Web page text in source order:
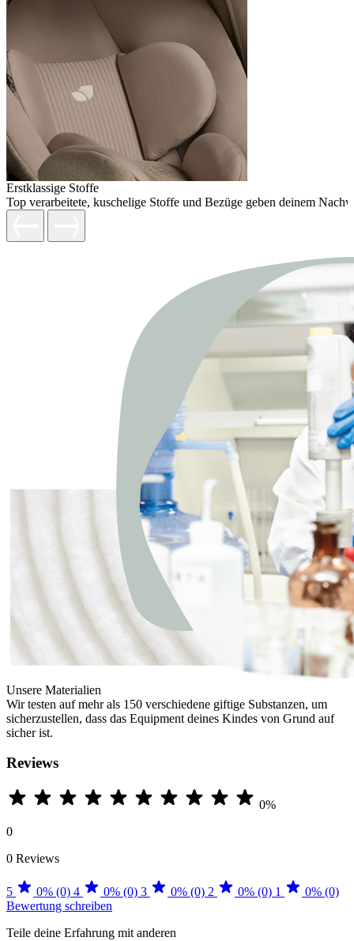
Erstklassige Stoffe
Top verarbeitete, kuschelige Stoffe und Bezüge geben deinem
Unsere Materialien
Wir testen auf mehr als 150 verschiedene giftige Substanzen, um
sicherzustellen, dass das Equipment deines Kindes von Grund auf
sicher ist.
Reviews
0%
0
0 Reviews
5 0% (0) 4 0% (0) 3 0% (0) 2 0% (0) 1
0% (0)
Bewertung schreiben
Teile deine Erfahrung mit anderen